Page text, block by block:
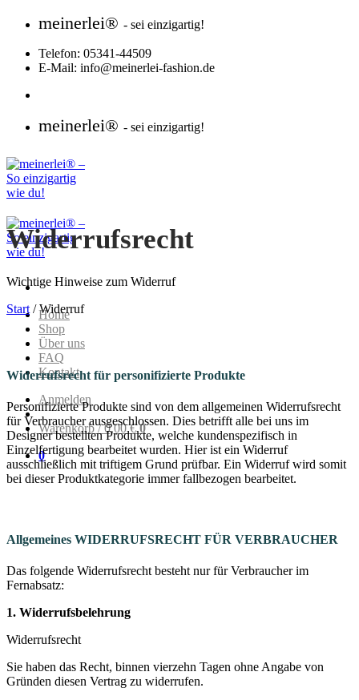
springen
meinerlei® - sei einzigartig!
Telefon: 05341-44509
E-Mail: info@meinerlei-fashion.de
meinerlei® - sei einzigartig!
Home
Shop
Über uns
FAQ
Kontakt
Anmelden
Warenkorb /0,00€ 0
0
Widerrufsrecht
Wichtige Hinweise zum Widerruf
Start /Widerruf
Widerrufsrecht für personifizierte Produkte
Personifizierte Produkte sind von dem allgemeinen Widerrufsrecht
für Verbraucher ausgeschlossen. Dies betrifft alle bei uns im
Designer bestellten Produkte, welche kundenspezifisch in
Einzelfertigung bearbeitet wurden. Hier ist ein Widerruf
ausschließlich mit triftigem Grund prüfbar. Ein Widerruf wird somit
bei dieser Produktkategorie immer fallbezogen bearbeitet.
Allgemeines WIDERRUFSRECHT FÜR VERBRAUCHER
Das folgende Widerrufsrecht besteht nur für Verbraucher im
Fernabsatz:
1. Widerrufsbelehrung
Widerrufsrecht
Sie haben das Recht, binnen vierzehn Tagen ohne Angabe von
Gründen diesen Vertrag zu widerrufen.